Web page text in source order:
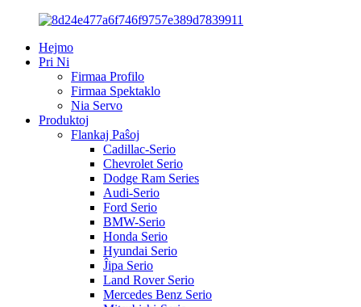
Hejmo
Pri Ni
Firmaa Profilo
Firmaa Spektaklo
Nia Servo
Produktoj
Flankaj Paŝoj
Cadillac-Serio
Chevrolet Serio
Dodge Ram Series
Audi-Serio
Ford Serio
BMW-Serio
Honda Serio
Hyundai Serio
Ĵipa Serio
Land Rover Serio
Mercedes Benz Serio